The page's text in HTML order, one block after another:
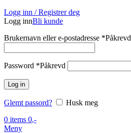
Logg inn / Registrer deg
Logg innBli kunde
Brukernavn eller e-postadresse *Påkrevd
Password *Påkrevd
Log in
Glemt passord?
Husk meg
0 items 0,-
Meny